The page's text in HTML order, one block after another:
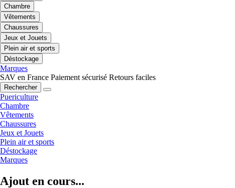
Chambre
Vêtements
Chaussures
Jeux et Jouets
Plein air et sports
Déstockage
Marques
SAV en France Paiement sécurisé Retours faciles
Rechercher
Puericulture
Chambre
Vêtements
Chaussures
Jeux et Jouets
Plein air et sports
Déstockage
Marques
Ajout en cours...